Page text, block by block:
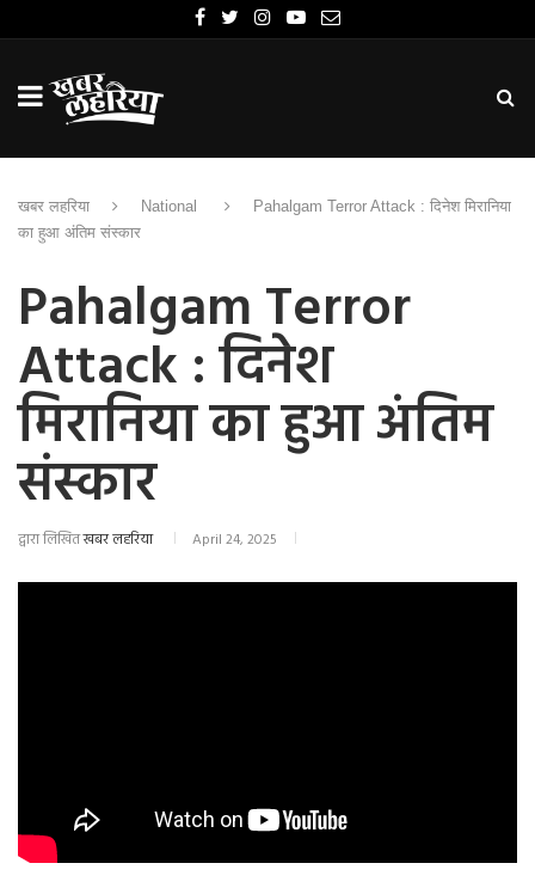
खबर लहरिया National
Pahalgam Terror Attack : दिनेश मिरानिया
का हुआ अंतिम संस्कार
Pahalgam Terror
Attack : दिनेश
मिरानिया का हुआ अंतिम
संस्कार
द्वारा लिखितखबर लहरिया April 24, 2025